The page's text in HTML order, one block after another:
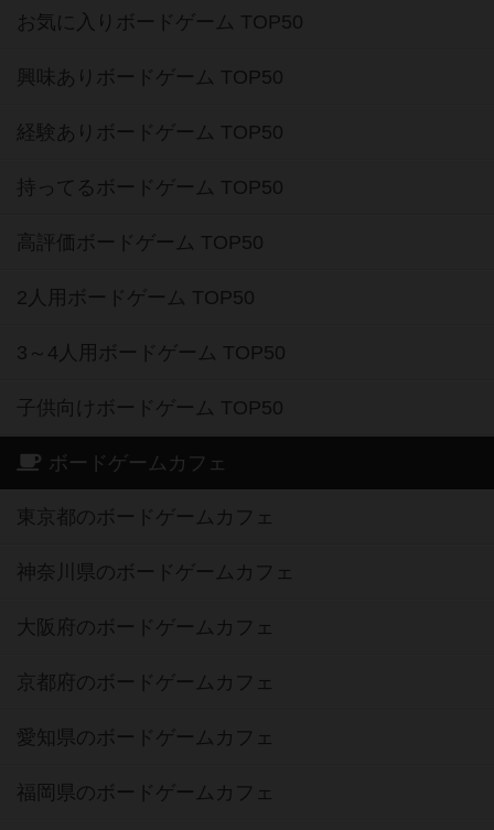
お気に入りボードゲーム TOP50
興味ありボードゲーム TOP50
経験ありボードゲーム TOP50
持ってるボードゲーム TOP50
高評価ボードゲーム TOP50
2人用ボードゲーム TOP50
3～4人用ボードゲーム TOP50
子供向けボードゲーム TOP50
ボードゲームカフェ
東京都のボードゲームカフェ
神奈川県のボードゲームカフェ
大阪府のボードゲームカフェ
京都府のボードゲームカフェ
愛知県のボードゲームカフェ
福岡県のボードゲームカフェ